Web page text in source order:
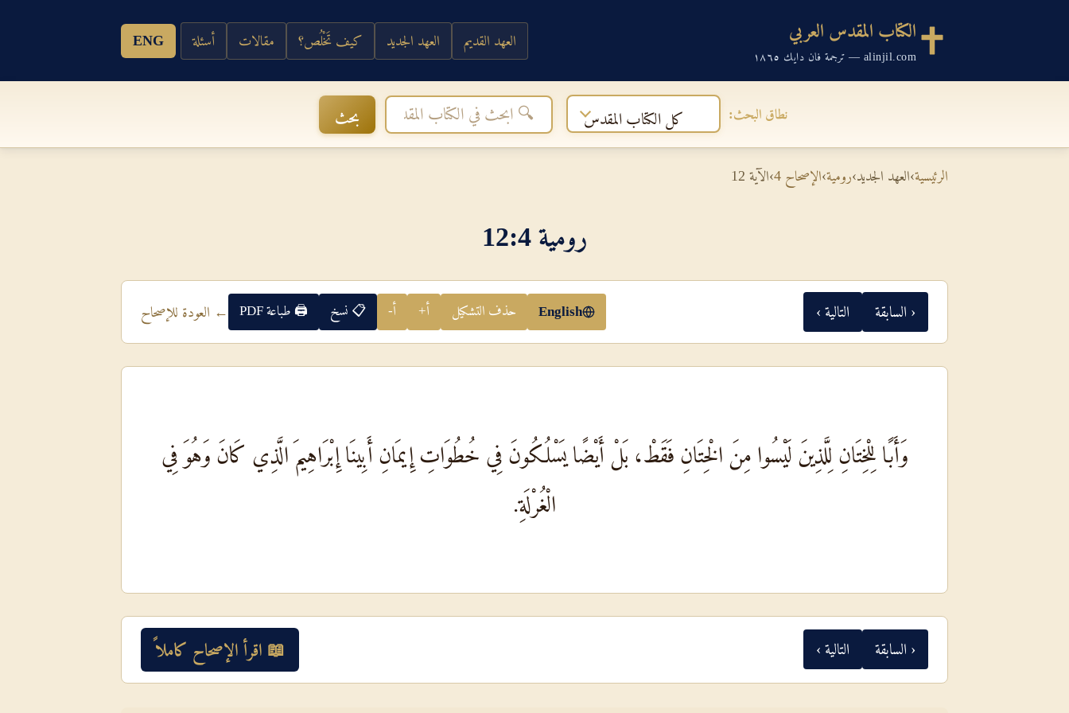
الكتاب المقدس العربي
alinjil.com — ترجمة فان دايك ١٨٦٥
العهد القديم العهد الجديد كيف تَخْلُص؟ مقالات أسئلة ENG
نطاق البحث: كل الكتاب المقدس بحث
الرئيسية›العهد الجديد›رومية›الإصحاح 4 ›الآية 12
رومية 4‏:‏12
‹ السابقة التالية › English حذف التشكيل أ+ أ- 📋 نسخ 🖨 طباعة PDF ← العودة للإصحاح
وَأَبًا لِلْخِتَانِ لِلَّذِينَ لَيْسُوا مِنَ الْخِتَانِ فَقَطْ، بَلْ أَيْضًا يَسْلُكُونَ فِي خُطُوَاتِ إِيمَانِ أَبِينَا إِبْرَاهِيمَ الَّذِي كَانَ وَهُوَ فِي
الْغُرْلَةِ.
‹ السابقة التالية › 📖 اقرأ الإصحاح كاملاً